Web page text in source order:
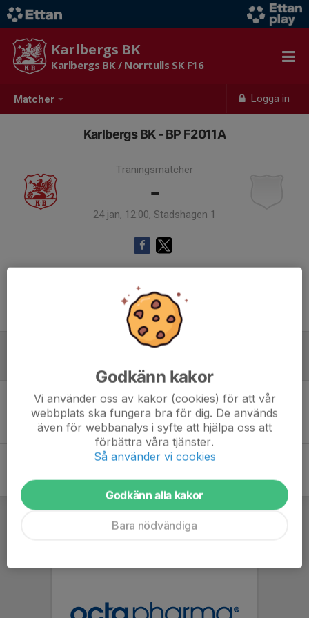
Matcher Logga in
Karlbergs BK
Karlbergs BK / Norrtulls SK F16
Karlbergs BK - BP F2011A
Träningsmatcher
-
24 jan, 12:00, Stadshagen 1
Samling 10:30, Omklädningsrum Stadshagen
Endast kallade kunde anmäla sig till aktiviteten. 20 personer var kallade.
Logga in här
Inget referat skrivet
Godkänn kakor
Vi använder oss av kakor (cookies) för att vår
webbplats ska fungera bra för dig. De används
även för webbanalys i syfte att hjälpa oss att
förbättra våra tjänster.
Så använder vi cookies
Godkänn alla kakor
Bara nödvändiga